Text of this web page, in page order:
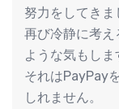
努力をしてきま
再び冷静に考
ような気もしま
それはPayPay
しれません。